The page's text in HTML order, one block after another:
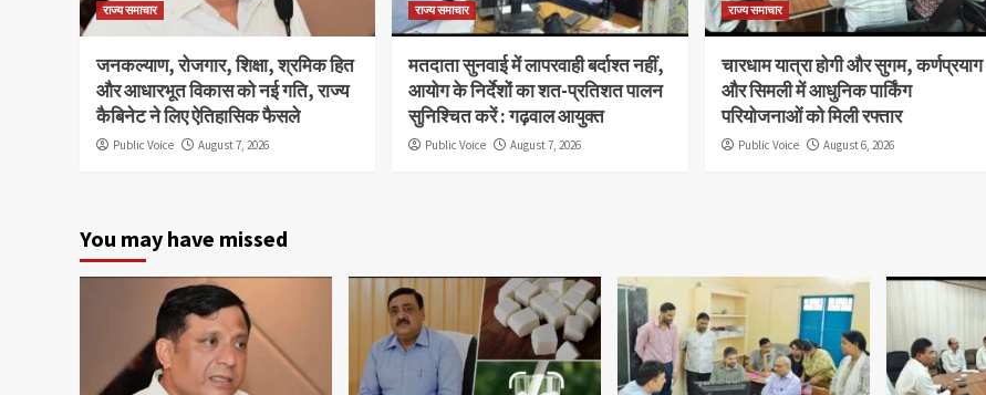
राज्य समाचार
जनकल्याण, रोजगार, शिक्षा, श्रमिक हित
और आधारभूत विकास को नई गति, राज्य
कैबिनेट ने लिए ऐतिहासिक फैसले
Public Voice August 7, 2026
राज्य समाचार
मतदाता सुनवाई में लापरवाही बर्दाश्त नहीं,
आयोग के निर्देशों का शत-प्रतिशत पालन
सुनिश्चित करें : गढ़वाल आयुक्त
Public Voice August 7, 2026
राज्य समाचार
चारधाम यात्रा होगी और सुगम, कर्णप्रयाग
और सिमली में आधुनिक पार्किंग
परियोजनाओं को मिली रफ्तार
Public Voice August 6, 2026
You may have missed